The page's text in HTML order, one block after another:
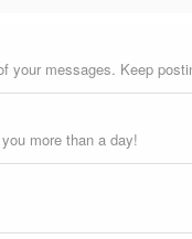
your messages. Keep
more than a day!